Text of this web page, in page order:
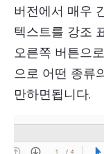
버전에서 매우
텍스트를 강조
오른쪽 버튼으
으로 어떤 종류
만하면됩니다.